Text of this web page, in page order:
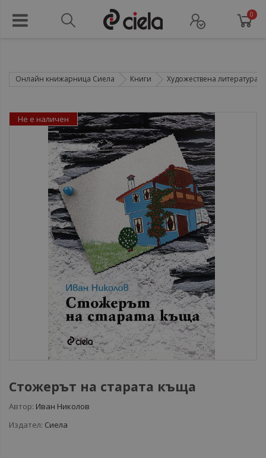
0
Онлайн книжарница Сиела Книги Художествена литература
Стожерът на старата къща
Автор: Иван Николов
Издател: Сиела
Не е наличен